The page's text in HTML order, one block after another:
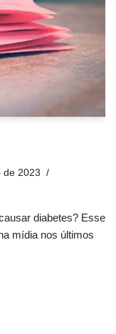
de 2023
diabetes? Esse
mídia nos últimos